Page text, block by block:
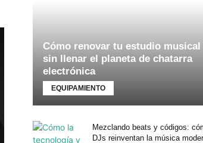
Cómo renovar tu estudio musical
sin llenar el planeta de chatarra
electrónica
EQUIPAMIENTO
Mezclando beats y códigos:
DJs reinventan la música